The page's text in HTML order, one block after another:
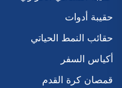
حقيبة أدوات
حقائب النمط الحياتي
أكياس السفر
قمصان كرة القدم